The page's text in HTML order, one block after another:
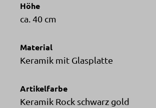
Höhe
ca. 40 cm
Material
Keramik mit Glasplatte
Artikelfarbe
Keramik Rock schwarz gold